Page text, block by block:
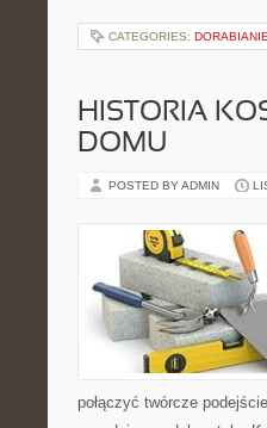
CATEGORIES:
HISTORIA
DOMU
POSTED BY ADMIN
połączyć twórcze